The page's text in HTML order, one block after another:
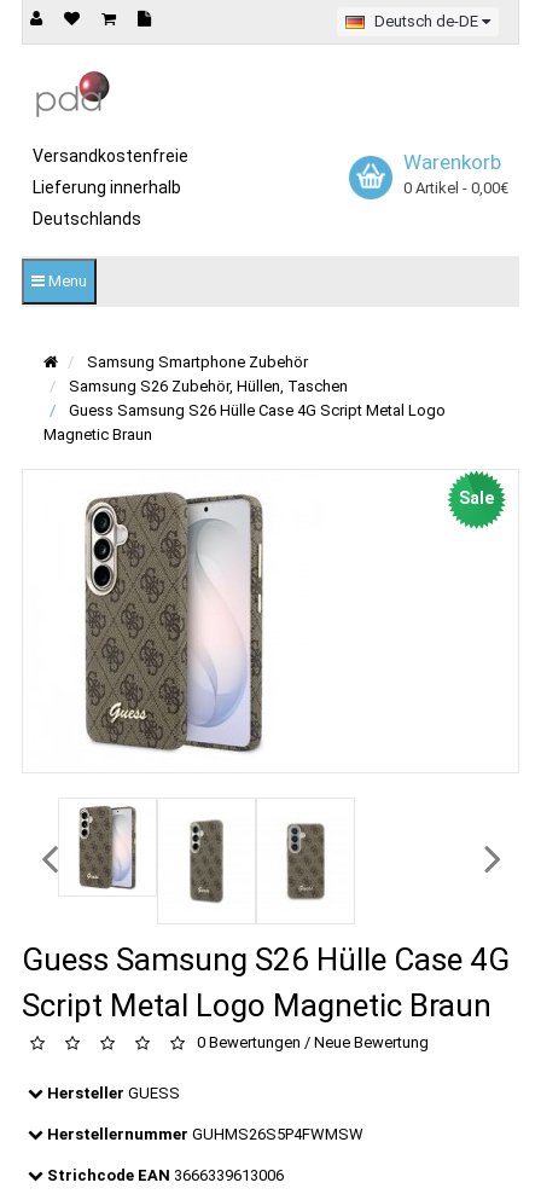
Deutsch de-DE
Versandkostenfreie
Lieferung innerhalb
Deutschlands
Warenkorb
0 Artikel - 0,00€
Menu
Samsung Smartphone Zubehör
Samsung S26 Zubehör, Hüllen, Taschen
Guess Samsung S26 Hülle Case 4G Script Metal Logo
Magnetic Braun
Sale
Guess Samsung S26 Hülle Case 4G
Script Metal Logo Magnetic Braun
0 Bewertungen / Neue Bewertung
Hersteller GUESS
Herstellernummer GUHMS26S5P4FWMSW
Strichcode EAN 3666339613006